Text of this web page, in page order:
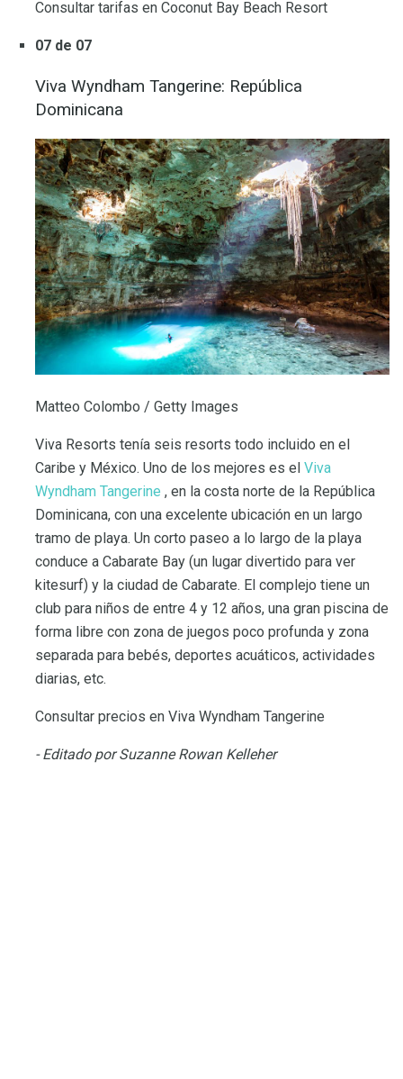
Consultar tarifas en Coconut Bay Beach Resort
07 de 07
Viva Wyndham Tangerine: República
Dominicana
Matteo Colombo / Getty Images
Viva Resorts tenía seis resorts todo incluido en el
Caribe y México. Uno de los mejores es el Viva
Wyndham Tangerine , en la costa norte de la República
Dominicana, con una excelente ubicación en un largo
tramo de playa. Un corto paseo a lo largo de la playa
conduce a Cabarate Bay (un lugar divertido para ver
kitesurf) y la ciudad de Cabarate. El complejo tiene un
club para niños de entre 4 y 12 años, una gran piscina de
forma libre con zona de juegos poco profunda y zona
separada para bebés, deportes acuáticos, actividades
diarias, etc.
Consultar precios en Viva Wyndham Tangerine
- Editado por Suzanne Rowan Kelleher